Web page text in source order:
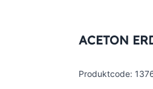
ACETON
Produktcode: